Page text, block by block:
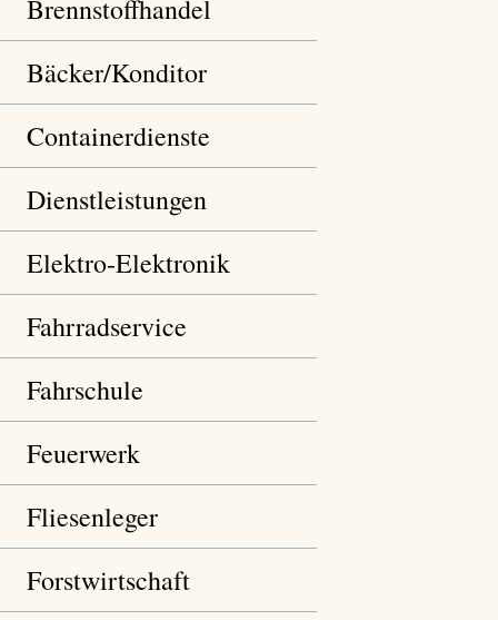
Brennstoffhandel
Bäcker/Konditor
Containerdienste
Dienstleistungen
Elektro-Elektronik
Fahrradservice
Fahrschule
Feuerwerk
Fliesenleger
Forstwirtschaft